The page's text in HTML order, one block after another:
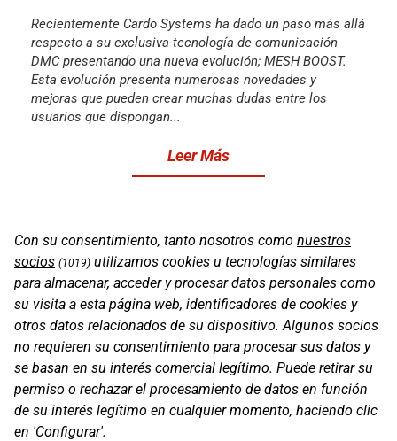
Recientemente Cardo Systems ha dado un paso más allá
respecto a su exclusiva tecnología de comunicación
DMC presentando una nueva evolución; MESH BOOST.
Esta evolución presenta numerosas novedades y
mejoras que pueden crear muchas dudas entre los
usuarios que dispongan...
Leer Más
Con su consentimiento, tanto nosotros como nuestros
socios (1019) utilizamos cookies u tecnologías similares
para almacenar, acceder y procesar datos personales como
su visita a esta página web, identificadores de cookies y
otros datos relacionados de su dispositivo. Algunos socios
no requieren su consentimiento para procesar sus datos y
se basan en su interés comercial legítimo. Puede retirar su
permiso o rechazar el procesamiento de datos en función
de su interés legítimo en cualquier momento, haciendo clic
en 'Configurar'.